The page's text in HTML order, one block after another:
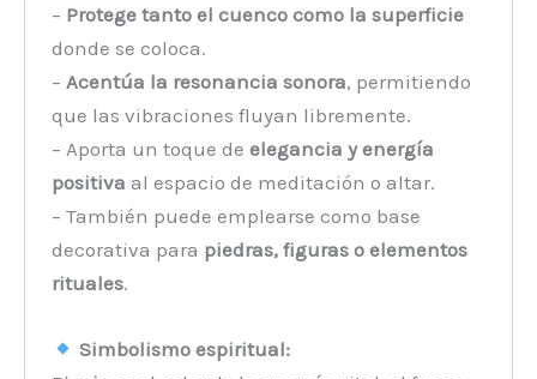
– Protege tanto el cuenco como la superficie
donde se coloca.
– Acentúa la resonancia sonora, permitiendo
que las vibraciones fluyan libremente.
– Aporta un toque deelegancia y energía
positiva al espacio de meditación o altar.
– También puede emplearse como base
decorativa para piedras, figuras o elementos
rituales.
Simbolismo espiritual: